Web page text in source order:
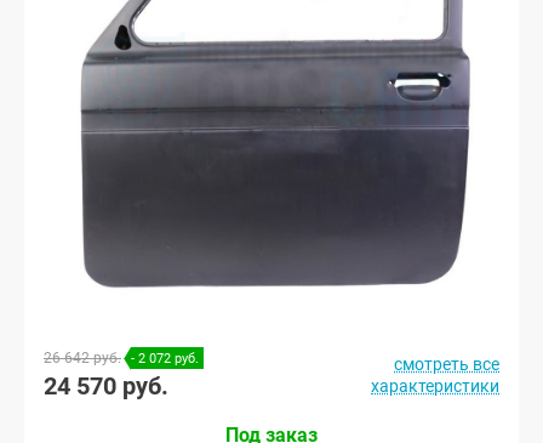
26 642 руб. - 2 072 руб.
24 570 руб.
смотреть все
характеристики
Под заказ